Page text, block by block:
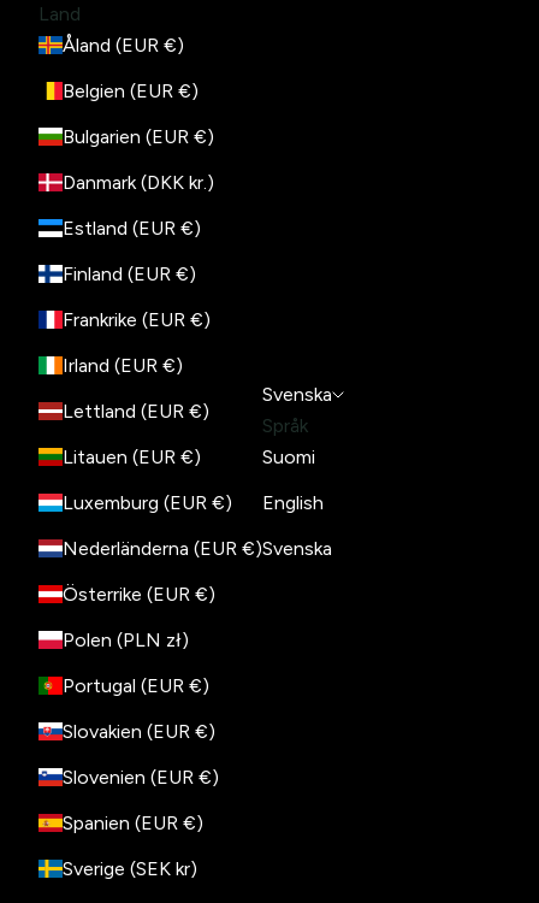
Land
Åland (EUR €)
Belgien (EUR €)
Bulgarien (EUR €)
Danmark (DKK kr.)
Estland (EUR €)
Finland (EUR €)
Frankrike (EUR €)
Irland (EUR €)
Lettland (EUR €)
Litauen (EUR €)
Luxemburg (EUR €)
Nederländerna (EUR €)
Österrike (EUR €)
Polen (PLN zł)
Portugal (EUR €)
Slovakien (EUR €)
Slovenien (EUR €)
Spanien (EUR €)
Sverige (SEK kr)
Svenska
Språk
Suomi
English
Svenska